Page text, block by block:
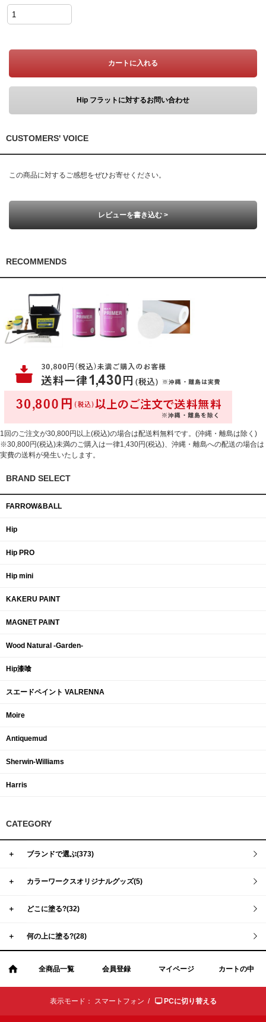
カートに入れる
Hip フラットに対するお問い合わせ
CUSTOMERS' VOICE
この商品に対するご感想をぜひお寄せください。
レビューを書き込む >
RECOMMENDS
1回のご注文が30,800円以上(税込)の場合は配送料無料です。(沖縄・離島は除く)
※30,800円(税込)未満のご購入は一律1,430円(税込)、沖縄・離島への配送の場合は
実費の送料が発生いたします。
BRAND SELECT
FARROW&BALL
Hip
Hip PRO
Hip mini
KAKERU PAINT
MAGNET PAINT
Wood Natural -Garden-
Hip漆喰
スエードペイント VALRENNA
Moire
Antiquemud
Sherwin-Williams
Harris
CATEGORY
＋ ブランドで選ぶ(373)
＋ カラーワークスオリジナルグッズ(5)
＋ どこに塗る?(32)
＋ 何の上に塗る?(28)
全商品一覧 会員登録 マイページ カートの中
表示モード： スマートフォン / PCに切り替える